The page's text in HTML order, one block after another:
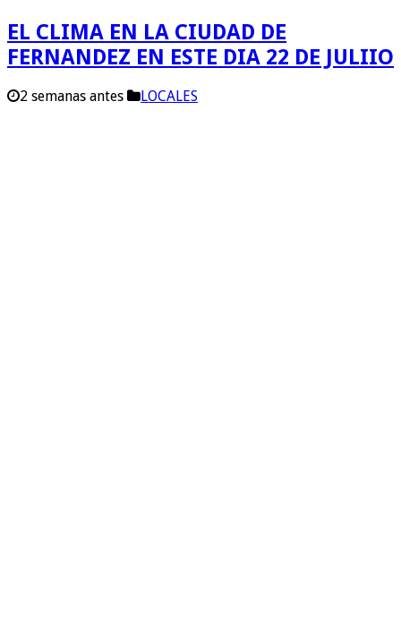
EL CLIMA EN LA CIUDAD DE
FERNANDEZ EN ESTE DIA 22 DE JULIIO
2 semanas antes LOCALES